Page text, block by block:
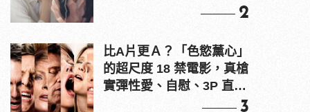
2
比A片更Ａ？「色慾薰心」
的超尺度 18 禁電影，真槍
實彈性愛、自慰、3P 直接
3